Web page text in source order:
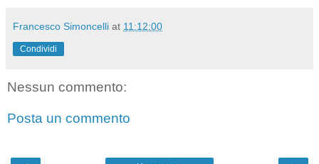
Francesco Simoncelli at 11:12:00
Condividi
Nessun commento:
Posta un commento